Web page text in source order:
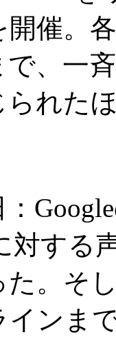
催。
で、一
れた
Google
対する
た。そ
インま